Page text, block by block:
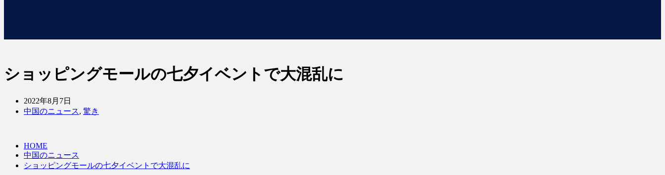
ショッピングモールの七夕イベントで大混乱に
2022年8月7日
中国のニュース, 驚き
HOME
中国のニュース
ショッピングモールの七夕イベントで大混乱に